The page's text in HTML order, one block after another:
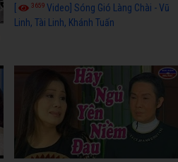
[ 3659 Video] Sóng Gió Làng Chài - Vũ
Linh, Tài Linh, Khánh Tuấn